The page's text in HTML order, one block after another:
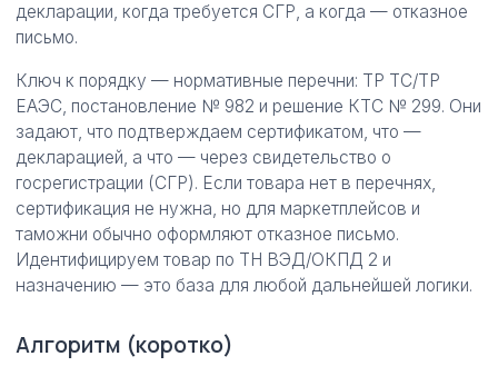
декларации, когда требуется СГР, а когда — отказное
письмо.
Ключ к порядку — нормативные перечни: ТР ТС/ТР
ЕАЭС, постановление № 982 и решение КТС № 299. Они
задают, что подтверждаем сертификатом, что —
декларацией, а что — через свидетельство о
госрегистрации (СГР). Если товара нет в перечнях,
сертификация не нужна, но для маркетплейсов и
таможни обычно оформляют отказное письмо.
Идентифицируем товар по ТН ВЭД/ОКПД 2 и
назначению — это база для любой дальнейшей логики.
Алгоритм (коротко)